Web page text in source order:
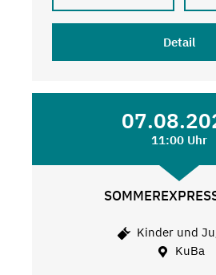
Detail
11:00 Uhr
Kinder und
KuBa